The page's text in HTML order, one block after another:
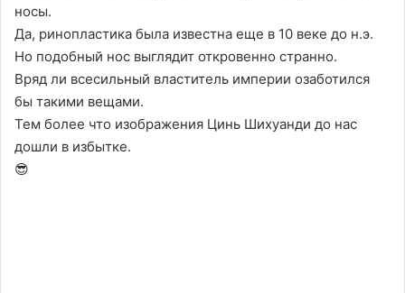
носы.
Да, ринопластика была известна еще в 10 веке до н.э.
Но подобный нос выглядит откровенно странно.
Вряд ли всесильный властитель империи озаботился
бы такими вещами.
Тем более что изображения Цинь Шихуанди до нас
дошли в избытке.
😎